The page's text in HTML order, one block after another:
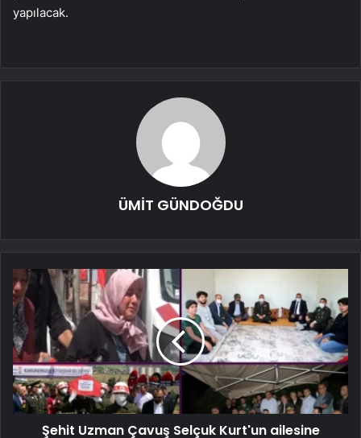
yapılacak.
ÜMİT GÜNDOĞDU
Şehit Uzman Çavuş Selçuk Kurt'un ailesine